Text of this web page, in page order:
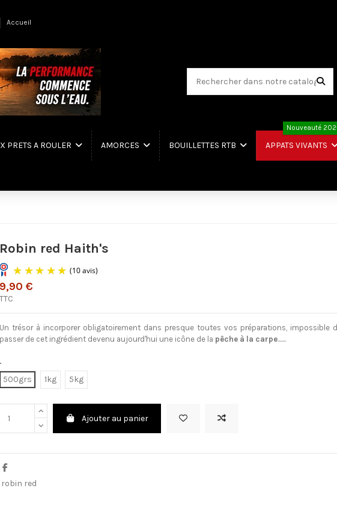
Accueil
PRETS A ROULER AMORCES BOUILLETTES RTB APPATS VIVANTS
Nouveauté
Robin red Haith's
9,90 €
TTC
Un trésor à incorporer obligatoirement dans presque toutes vos préparations, impossible
passer de cet ingrédient devenu aujourd'hui une icône de la pêche à la carpe.......
.
500grs
1kg 5kg
Ajouter au panier
robin red